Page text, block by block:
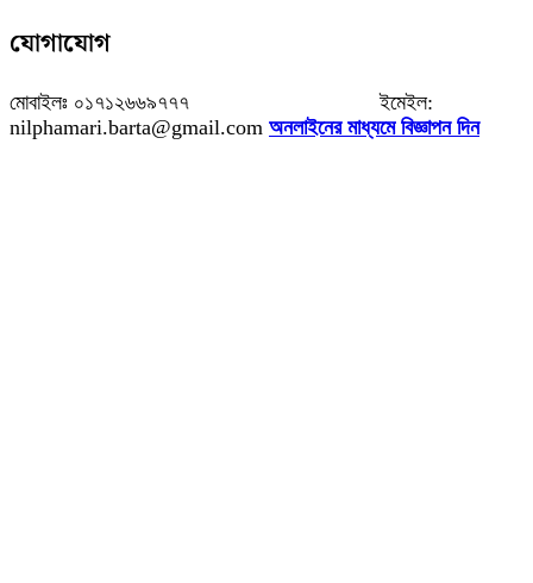
যোগাযোগ
মোবাইলঃ ০১৭১২৬৬৯৭৭৭ ইমেইল:
nilphamari.barta@gmail.com অনলাইনের মাধ্যমে বিজ্ঞাপন দিন